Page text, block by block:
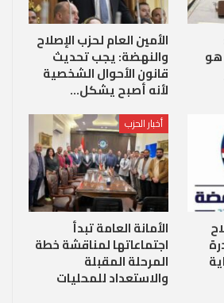
هو
الأمين العام لحزب الإصلاح
والنهضة: يجب تحديث
قانون الأحوال الشخصية
لأنه أصبح يشكل…
أخبار الحزب
الأمانة العامة تبدأ
اجتماعاتها لمناقشة خطة
المرحلة المقبلة
والاستعداد للمحليات